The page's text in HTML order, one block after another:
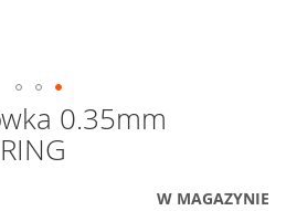
0.35mm
W MAGAZYNIE